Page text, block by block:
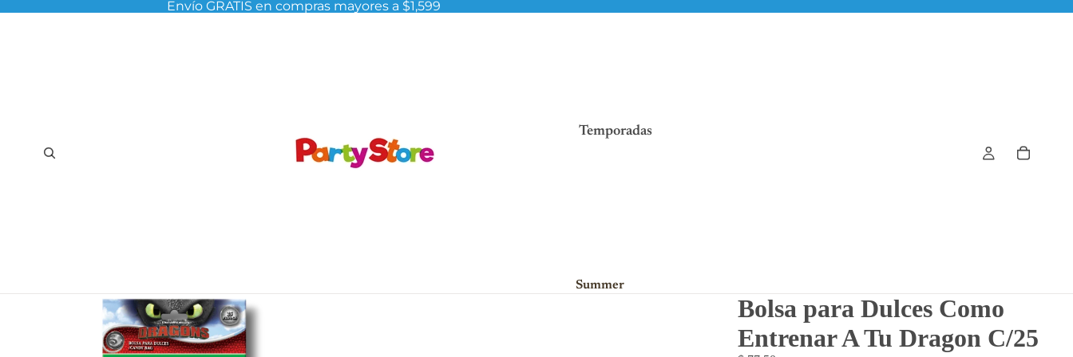
Envío GRATIS en compras mayores a $1,599
Temporadas
Summer
Bolsa para Dulces Como
Entrenar A Tu Dragon C/25